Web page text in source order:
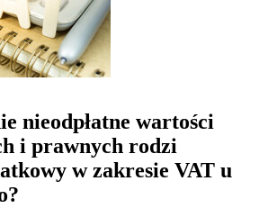
nieodpłatne wartości
i prawnych rodzi
w zakresie VAT u